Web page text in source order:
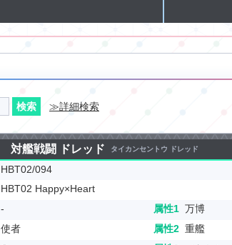
≫詳細検索
対艦戦闘 ドレッド タイカンセントウ ドレッド
HBT02/094
HBT02 Happy×Heart
-
使者
属性1 万博
属性2 重艦